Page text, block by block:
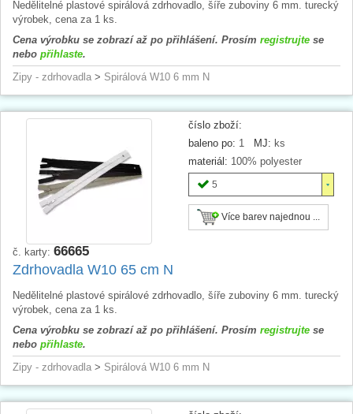
Nedělitelné plastové spirálová zdrhovadlo, šíře zuboviny 6 mm. turecký
výrobek, cena za 1 ks.
Cena výrobku se zobrazí až po přihlášení. Prosím registrujte se
nebo přihlaste.
Zipy - zdrhovadla > Spirálová W10 6 mm N
číslo zboží:
baleno po: 1 MJ: ks
materiál: 100% polyester
5
Více barev najednou ...
č. karty: 66665
Zdrhovadla W10 65 cm N
Nedělitelné plastové spirálové zdrhovadlo, šíře zuboviny 6 mm. turecký
výrobek, cena za 1 ks.
Cena výrobku se zobrazí až po přihlášení. Prosím registrujte se
nebo přihlaste.
Zipy - zdrhovadla > Spirálová W10 6 mm N